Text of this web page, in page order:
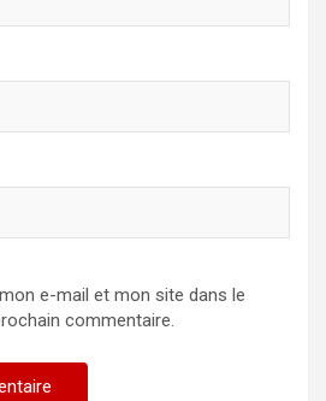
e-mail et mon site dans le
commentaire.